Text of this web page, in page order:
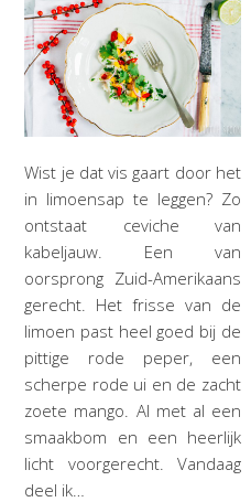
Wist je dat vis gaart door het
in limoensap te leggen? Zo
ontstaat ceviche van
kabeljauw. Een van
oorsprong Zuid-Amerikaans
gerecht. Het frisse van de
limoen past heel goed bij de
pittige rode peper, een
scherpe rode ui en de zacht
zoete mango. Al met al een
smaakbom en een heerlijk
licht voorgerecht. Vandaag
deel ik…